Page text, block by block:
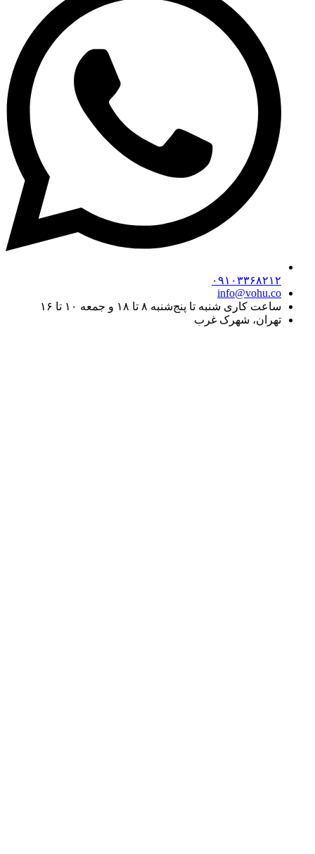
۰۹۱۰۳۳۶۸۲۱۲
info@vohu.co
ساعت کاری شنبه تا پنج‌شنبه ۸ تا ۱۸ و جمعه ۱۰ تا ۱۶
تهران، شهرک غرب